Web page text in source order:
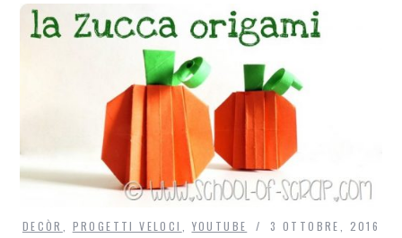
DECÒR PROGETTI VELOCI YOUTUBE 3 OTTOBRE, 2016